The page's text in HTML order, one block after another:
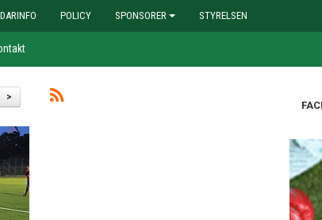
POLICY SPONSORER STYRELSEN
>